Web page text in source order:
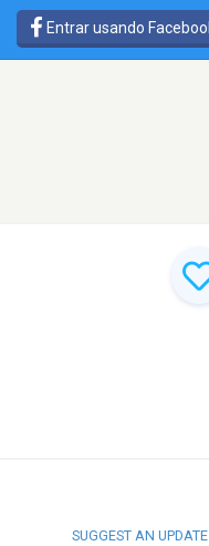
Entrar usando
SUGGEST AN UPDATE